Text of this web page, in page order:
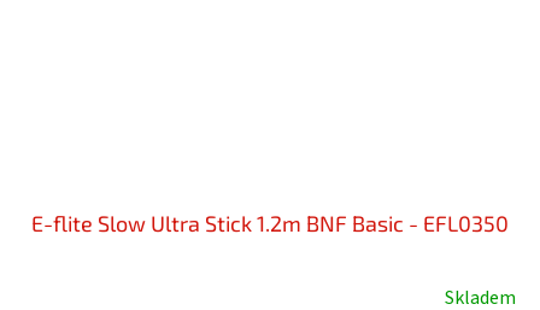
E-flite Slow Ultra Stick 1.2m BNF Basic - EFL0350
Skladem